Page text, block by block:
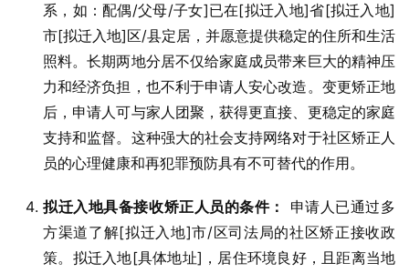
系，如：配偶/父母/子女]已在[拟迁入地]省[拟迁入地]
市[拟迁入地]区/县定居，并愿意提供稳定的住所和生活
照料。长期两地分居不仅给家庭成员带来巨大的精神压
力和经济负担，也不利于申请人安心改造。变更矫正地
后，申请人可与家人团聚，获得更直接、更稳定的家庭
支持和监督。这种强大的社会支持网络对于社区矫正人
员的心理健康和再犯罪预防具有不可替代的作用。
拟迁入地具备接收矫正人员的条件：
申请人已通过多
方渠道了解[拟迁入地]市/区司法局的社区矫正接收政
策。拟迁入地[具体地址]，居住环境良好，且距离当地